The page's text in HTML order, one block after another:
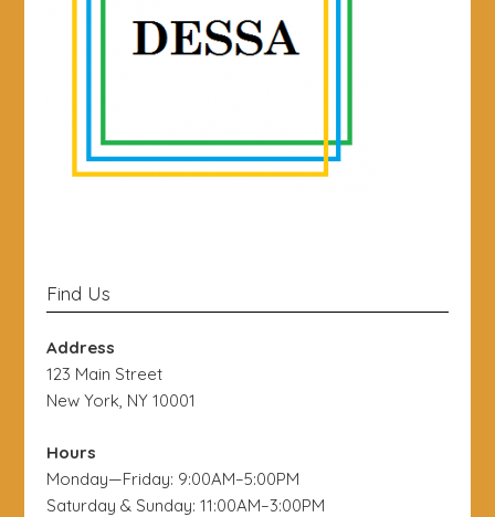
Find Us
Address
123 Main Street
New York, NY 10001
Hours
Monday—Friday: 9:00AM–5:00PM
Saturday & Sunday: 11:00AM–3:00PM